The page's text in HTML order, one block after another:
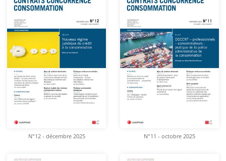
N°12 - décembre 2025 N°11 - octobre 2025